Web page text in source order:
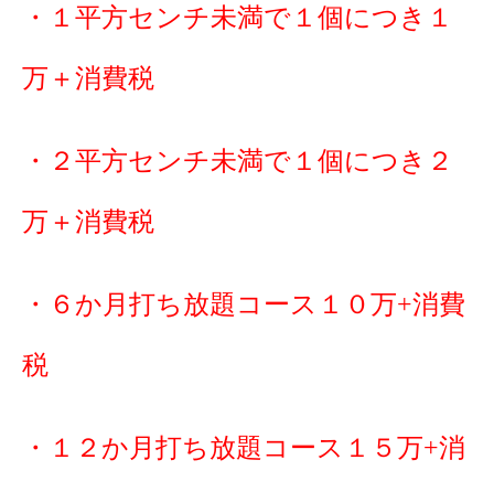
・１平方センチ未満で１個につき１
万＋消費税
・２平方センチ未満で１個につき２
万＋消費税
・６か月打ち放題コース１０万+消費
税
・１２か月打ち放題コース１５万+消